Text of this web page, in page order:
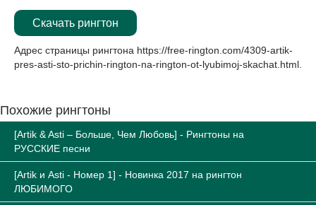
Скачать рингтон
Адрес страницы рингтона https://free-rington.com/4309-artik-
pres-asti-sto-prichin-rington-na-rington-ot-lyubimoj-skachat.html
Похожие рингтоны
[Artik & Asti – Больше, Чем Любовь] - Рингтоны на
РУССКИЕ песни
[Artik и Asti - Номер 1] - Новинка 2017 на рингтон
ЛЮБИМОГО